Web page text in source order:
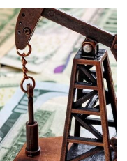
.R
u
er п
р
а
в
и
т
ь